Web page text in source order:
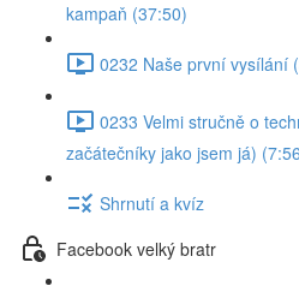
kampaň (37:50)
0232 Naše první vysílání
0233 Velmi stručně o
začátečníky jako jsem já)
Shrnutí a kvíz
Facebook velký bratr